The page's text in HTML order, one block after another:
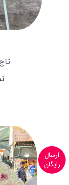
ارسال
رایگان